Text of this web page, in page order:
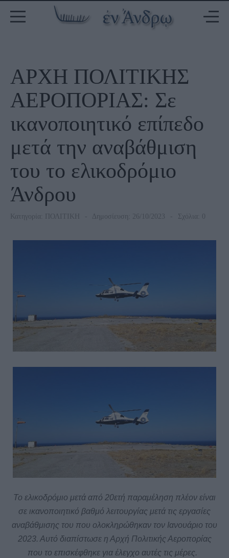
ΑΡΧΗ ΠΟΛΙΤΙΚΗΣ
ΑΕΡΟΠΟΡΙΑΣ: Σε
ικανοποιητικό επίπεδο
μετά την αναβάθμιση
του το ελικοδρόμιο
Άνδρου
Κατηγορία: ΠΟΛΙΤΙΚΗ Δημοσίευση: 26/10/2023 Σχόλια: 0
Το ελικοδρόμιο μετά από 20ετή παραμέληση πλέον είναι
σε ικανοποιητικό βαθμό λειτουργίας μετά τις εργασίες
αναβάθμισης του που ολοκληρώθηκαν τον Ιανουάριο του
2023. Αυτό διαπίστωσε η Αρχή Πολιτικής Αεροπορίας
που το επισκέφθηκε για έλεγχο αυτές τις μέρες.